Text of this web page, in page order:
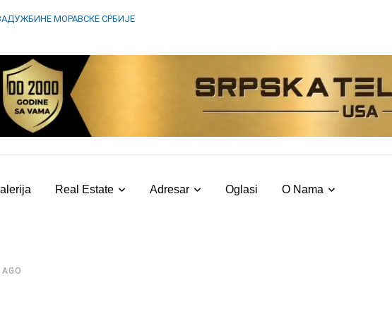
МОРАВСКЕ СРБИЈЕ
Real Estate Adresar Oglasi O Nama